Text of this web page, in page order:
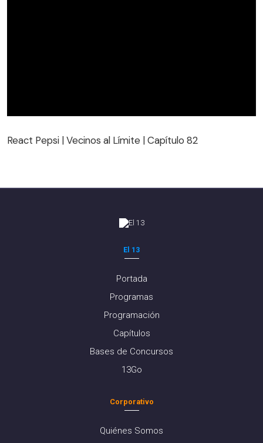
React Pepsi | Vecinos al Límite | Capítulo 82
El 13
Portada
Programas
Programación
Capítulos
Bases de Concursos
13Go
Corporativo
Quiénes Somos